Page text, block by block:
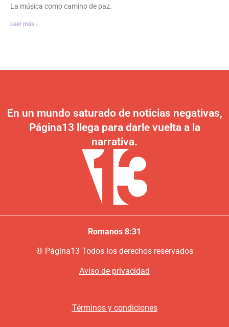
La música como camino de paz.
Leer más ›
En un mundo saturado de noticias negativas,
Página13 llega para darle vuelta a la
narrativa.
Romanos 8:31
® Página13 Todos los derechos reservados
Aviso de privacidad
Términos y condiciones